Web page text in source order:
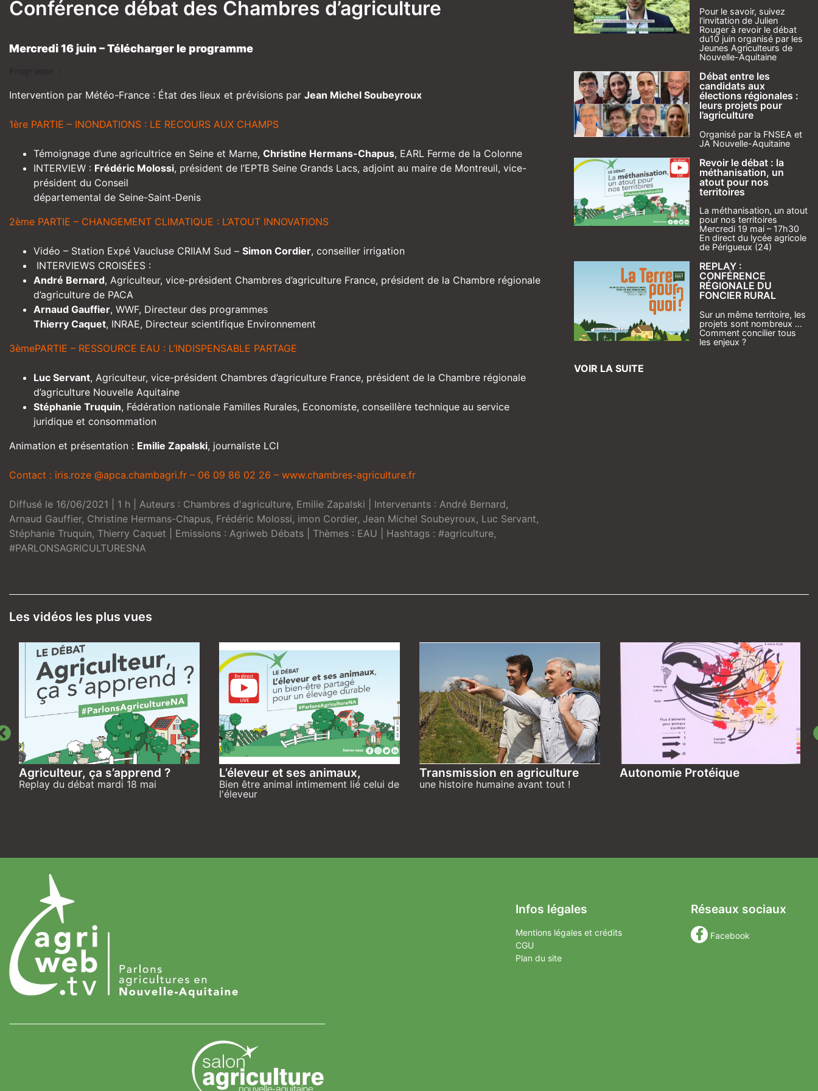
Conférence débat des Chambres d’agriculture
Mercredi 16 juin –Télécharger le programme
Programme :
Intervention par Météo-France : État des lieux et prévisions par Jean Michel Soubeyroux
1ère PARTIE – INONDATIONS : LE RECOURS AUX CHAMPS
Témoignage d’une agricultrice en Seine et Marne, Christine Hermans-Chapus, EARL Ferme de la Colonne
INTERVIEW : Frédéric Molossi, président de l’EPTB Seine Grands Lacs, adjoint au maire de Montreuil, vice-
président du Conseil
départemental de Seine-Saint-Denis
2ème PARTIE – CHANGEMENT CLIMATIQUE : L’ATOUT INNOVATIONS
Vidéo – Station Expé Vaucluse CRIIAM Sud – Simon Cordier, conseiller irrigation
INTERVIEWS CROISÉES :
André Bernard, Agriculteur, vice-président Chambres d’agriculture France, président de la Chambre régionale
d’agriculture de PACA
Arnaud Gauffier, WWF, Directeur des programmes
Thierry Caquet, INRAE, Directeur scientifique Environnement
3èmePARTIE – RESSOURCE EAU : L’INDISPENSABLE PARTAGE
Luc Servant, Agriculteur, vice-président Chambres d’agriculture France, président de la Chambre régionale
d’agriculture Nouvelle Aquitaine
Stéphanie Truquin, Fédération nationale Familles Rurales, Economiste, conseillère technique au service
juridique et consommation
Animation et présentation : Emilie Zapalski, journaliste LCI
Contact : iris.roze @apca.chambagri.fr – 06 09 86 02 26 – www.chambres-agriculture.fr
Diffusé le 16/06/2021 | 1 h | Auteurs : Chambres d'agriculture, Emilie Zapalski | Intervenants : André Bernard,
Arnaud Gauffier, Christine Hermans-Chapus, Frédéric Molossi, imon Cordier, Jean Michel Soubeyroux, Luc Servant,
Stéphanie Truquin, Thierry Caquet | Emissions : Agriweb Débats | Thèmes : EAU | Hashtags : #agriculture,
#PARLONSAGRICULTURESNA
Pour le savoir, suivez
l'invitation de Julien
Rouger à revoir le débat
du10 juin organisé par les
Jeunes Agriculteurs de
Nouvelle-Aquitaine
Débat entre les
candidats aux
élections régionales :
leurs projets pour
l’agriculture
Organisé par la FNSEA et
JA Nouvelle-Aquitaine
Revoir le débat : la
méthanisation, un
atout pour nos
territoires
La méthanisation, un atout
pour nos territoires
Mercredi 19 mai – 17h30
En direct du lycée agricole
de Périgueux (24)
REPLAY :
CONFÉRENCE
RÉGIONALE DU
FONCIER RURAL
Sur un même territoire, les
projets sont nombreux …
Comment concilier tous
les enjeux ?
VOIR LA SUITE
Les vidéos les plus vues
Agriculteur, ça s’apprend ?
Replay du débat mardi 18 mai
L’éleveur et ses animaux,
Bien être animal intimement lié celui de
l'éleveur
Transmission en agriculture
une histoire humaine avant tout !
Autonomie Protéique
Infos légales
Mentions légales et crédits
CGU
Plan du site
Réseaux sociaux
Facebook